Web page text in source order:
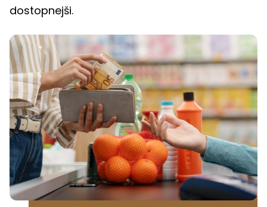
dostopnejši.